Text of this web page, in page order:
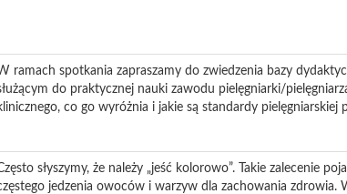
ramach spotkania zapraszamy do zwiedzenia bazy
do praktycznej nauki zawodu pielęgniarki/
co go wyróżnia i jakie są standardy pielęgniarskiej
słyszymy, że należy „jeść kolorowo”. Takie zalecenie
jedzenia owoców i warzyw dla zachowania